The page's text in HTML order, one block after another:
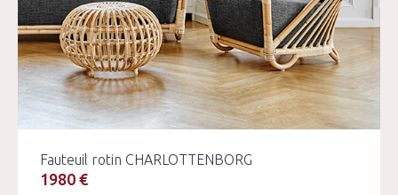
Fauteuil rotin CHARLOTTENBORG
1980 €